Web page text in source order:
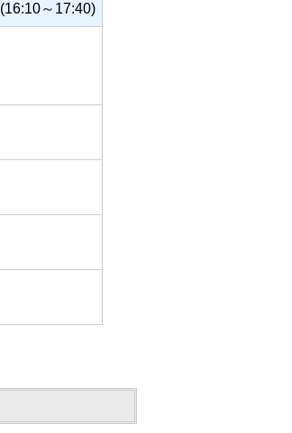
(16:10～17:40)